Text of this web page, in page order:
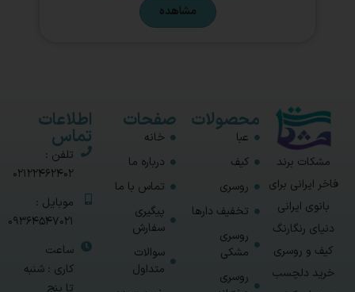
مشاهده
مشکات برند
فاخر ایرانی برای
بانوی ایرانی
دنیای رنگارنگ
کیف و روسری
خرید دلچسب
محصولات
عبا
کیف
روسری
تخفیف دارها
روسری
مشکی
روسری
صفحات
خانه
درباره ما
تماس با ما
پیگیری
سفارش
سوالات
متداول
اطلاعات
تماس
تلفن :
02122462402
موبایل :
09364547021
ساعت
کاری : شنبه